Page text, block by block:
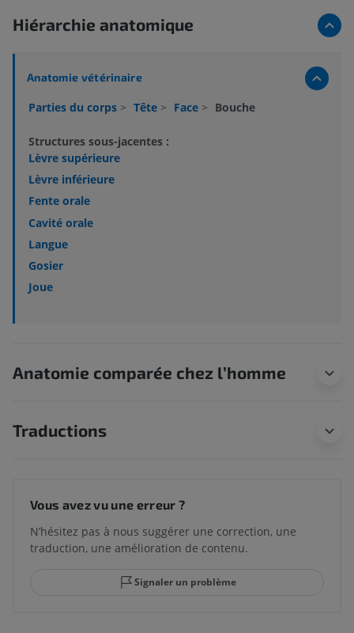
Hiérarchie anatomique
Anatomie vétérinaire
Parties du corps > Tête > Face > Bouche
Structures sous-jacentes :
Lèvre supérieure
Lèvre inférieure
Fente orale
Cavité orale
Langue
Gosier
Joue
Anatomie comparée chez l’homme
Traductions
Vous avez vu une erreur ?
N’hésitez pas à nous suggérer une correction, une
traduction, une amélioration de contenu.
Signaler un problème